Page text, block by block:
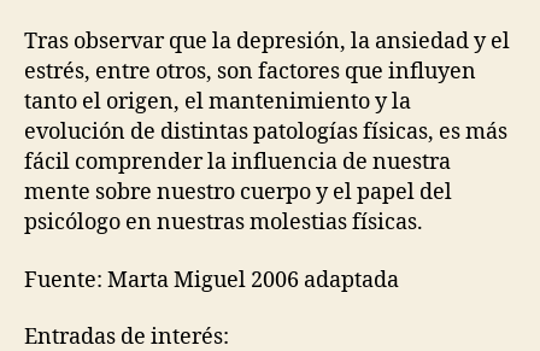
Tras observar que la depresión, la ansiedad y el
estrés, entre otros, son factores que influyen
tanto el origen, el mantenimiento y la
evolución de distintas patologías físicas, es más
fácil comprender la influencia de nuestra
mente sobre nuestro cuerpo y el papel del
psicólogo en nuestras molestias físicas.
Fuente: Marta Miguel 2006 adaptada
Entradas de interés: